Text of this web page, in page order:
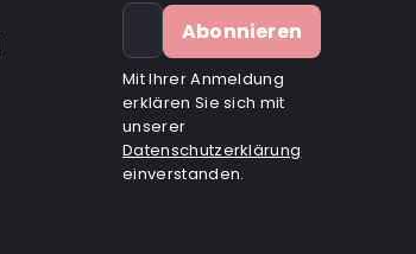
Abonnieren
Mit Ihrer Anmeldung
erklären Sie sich mit
unserer
Datenschutzerklärung
einverstanden.